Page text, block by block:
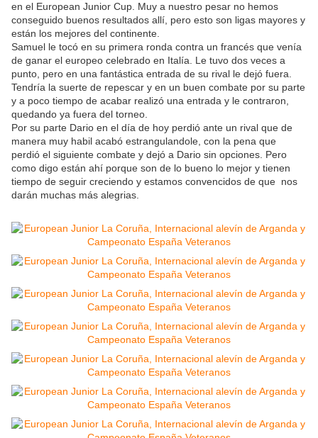
en el European Junior Cup. Muy a nuestro pesar no hemos
conseguido buenos resultados allí, pero esto son ligas mayores y
están los mejores del continente.
Samuel le tocó en su primera ronda contra un francés que venía
de ganar el europeo celebrado en Italía. Le tuvo dos veces a
punto, pero en una fantástica entrada de su rival le dejó fuera.
Tendría la suerte de repescar y en un buen combate por su parte
y a poco tiempo de acabar realizó una entrada y le contraron,
quedando ya fuera del torneo.
Por su parte Dario en el día de hoy perdió ante un rival que de
manera muy habil acabó estrangulandole, con la pena que
perdió el siguiente combate y dejó a Dario sin opciones. Pero
como digo están ahí porque son de lo bueno lo mejor y tienen
tiempo de seguir creciendo y estamos convencidos de que nos
darán muchas más alegrias.